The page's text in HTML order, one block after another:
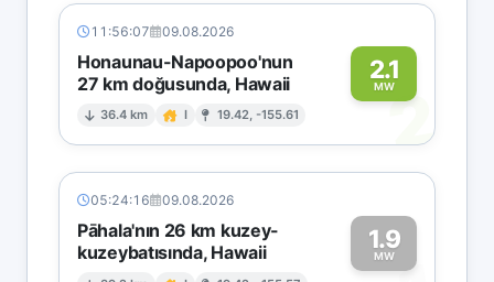
11:56:07 09.08.2026
Honaunau-Napoopoo'nun
27 km doğusunda, Hawaii
36.4 km I 19.42, -155.61
2.1
MW2
05:24:16 09.08.2026
Pāhala'nın 26 km kuzey-
kuzeybatısında, Hawaii
1.9
MW